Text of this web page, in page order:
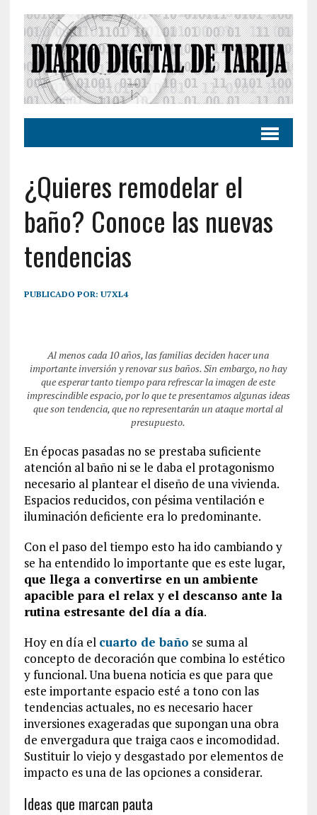
¿Quieres remodelar el
baño? Conoce las nuevas
tendencias
PUBLICADO POR: U7XL4
Al menos cada 10 años, las familias deciden hacer una
importante inversión y renovar sus baños. Sin embargo, no hay
que esperar tanto tiempo para refrescar la imagen de este
imprescindible espacio, por lo que te presentamos algunas ideas
que son tendencia, que no representarán un ataque mortal al
presupuesto.
En épocas pasadas no se prestaba suficiente
atención al baño ni se le daba el protagonismo
necesario al plantear el diseño de una vivienda.
Espacios reducidos, con pésima ventilación e
iluminación deficiente era lo predominante.
Con el paso del tiempo esto ha ido cambiando y
se ha entendido lo importante que es este lugar,
que llega a convertirse en un ambiente
apacible para el relax y el descanso ante la
rutina estresante del día a día.
Hoy en día el cuarto de baño se suma al
concepto de decoración que combina lo estético
y funcional. Una buena noticia es que para que
este importante espacio esté a tono con las
tendencias actuales, no es necesario hacer
inversiones exageradas que supongan una obra
de envergadura que traiga caos e incomodidad.
Sustituir lo viejo y desgastado por elementos de
impacto es una de las opciones a considerar.
Ideas que marcan pauta